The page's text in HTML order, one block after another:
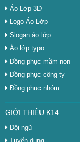
Áo Lớp 3D
Logo Áo Lớp
Slogan áo lớp
Áo lớp typo
Đồng phục mầm non
Đồng phục công ty
Đồng phục nhóm
GIỚI THIỆU K14
Đội ngũ